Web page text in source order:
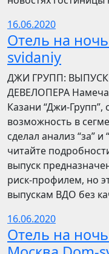
16.06.2020
Отель на
svidaniy
​​ДЖИ ГРУПП:
ДЕВЕЛОПЕРА
Казани “Джи-
возможность в
сделал анализ “за” и
читайте
выпуск
риск-профилем, но
выпускам ВДО без
16.06.2020
Отель на